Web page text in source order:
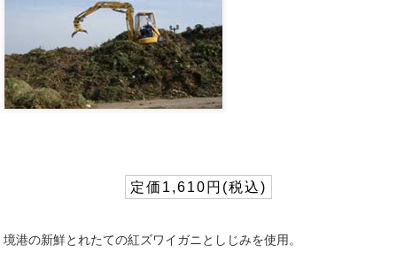
定価1,610円(税込)
境港の新鮮とれたての紅ズワイガニとしじみを使用。